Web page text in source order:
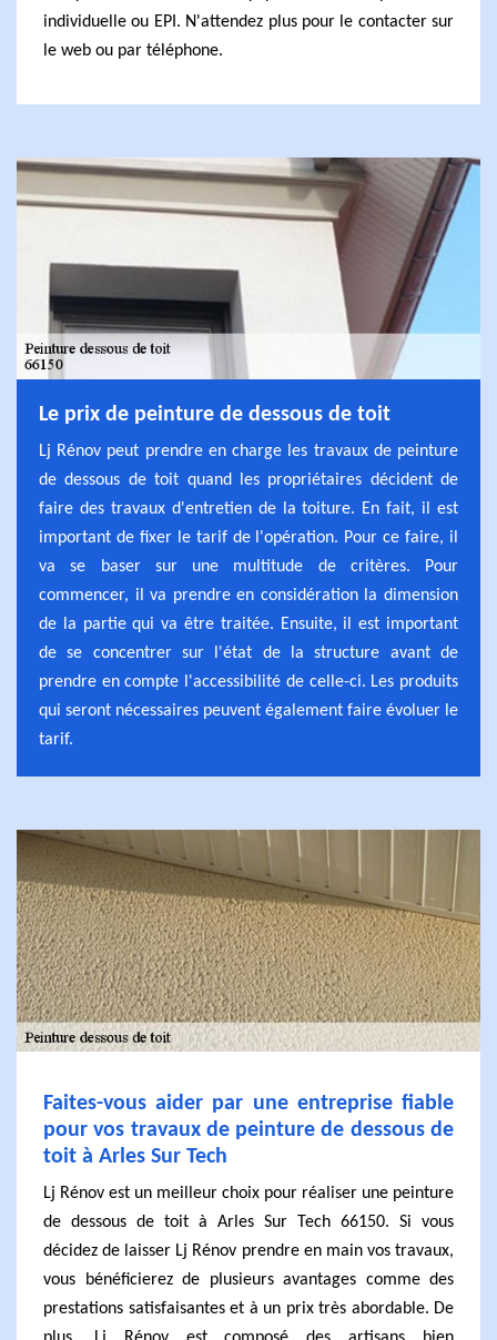
individuelle ou EPI. N'attendez plus pour le contacter sur
le web ou par téléphone.
Le prix de peinture de dessous de toit
Lj Rénov peut prendre en charge les travaux de peinture
de dessous de toit quand les propriétaires décident de
faire des travaux d'entretien de la toiture. En fait, il est
important de fixer le tarif de l'opération. Pour ce faire, il
va se baser sur une multitude de critères. Pour
commencer, il va prendre en considération la dimension
de la partie qui va être traitée. Ensuite, il est important
de se concentrer sur l'état de la structure avant de
prendre en compte l'accessibilité de celle-ci. Les produits
qui seront nécessaires peuvent également faire évoluer le
tarif.
Faites-vous aider par une entreprise fiable
pour vos travaux de peinture de dessous de
toit à Arles Sur Tech
Lj Rénov est un meilleur choix pour réaliser une peinture
de dessous de toit à Arles Sur Tech 66150. Si vous
décidez de laisser Lj Rénov prendre en main vos travaux,
vous bénéficierez de plusieurs avantages comme des
prestations satisfaisantes et à un prix très abordable. De